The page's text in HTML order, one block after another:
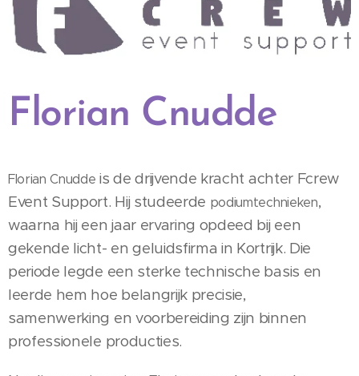
Florian Cnudde
Florian Cnudde is de drijvende kracht achter Fcrew
Event Support. Hij studeerde podiumtechnieken,
waarna hij een jaar ervaring opdeed bij een
gekende licht- en geluidsfirma in Kortrijk. Die
periode legde een sterke technische basis en
leerde hem hoe belangrijk precisie,
samenwerking en voorbereiding zijn binnen
professionele producties.